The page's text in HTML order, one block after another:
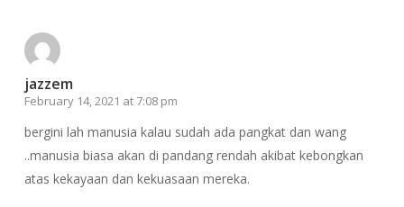
jazzem
February 14, 2021 at 7:08 pm
bergini lah manusia kalau sudah ada pangkat dan wang
..manusia biasa akan di pandang rendah akibat kebongkan
atas kekayaan dan kekuasaan mereka.